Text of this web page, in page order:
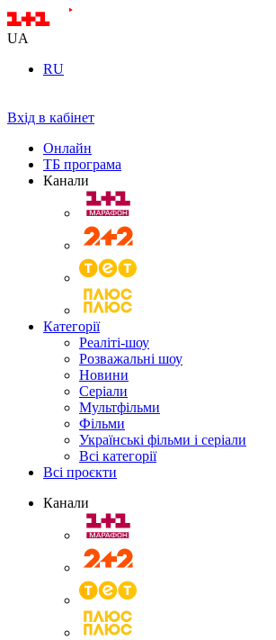
UA
RU
Вхід в кабінет
Онлайн
ТБ програма
Канали
Категорії
Реаліті-шоу
Розважальні шоу
Новини
Серіали
Мультфільми
Фільми
Українські фільми і серіали
Всі категорії
Всі проєкти
Канали